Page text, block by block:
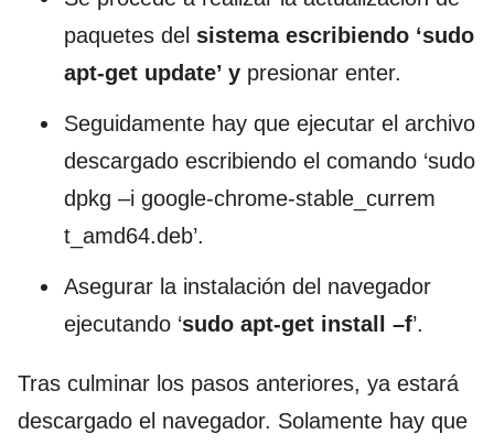
paquetes del sistema escribiendo ‘sudo
apt-get update’ y presionar enter.
Seguidamente hay que ejecutar el archivo
descargado escribiendo el comando ‘sudo
dpkg –i google-chrome-stable_currem
t_amd64.deb’.
Asegurar la instalación del navegador
ejecutando ‘sudo apt-get install –f’.
Tras culminar los pasos anteriores, ya estará
descargado el navegador. Solamente hay que